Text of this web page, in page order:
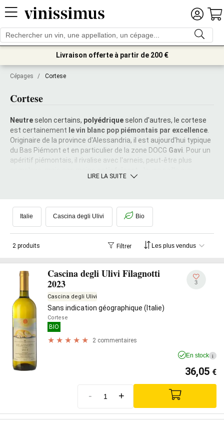
Livraison offerte à partir de 200 €
Cépages / Cortese
Cortese
Neutreselon certains, polyédriqueselon d'autres, le cortese
est certainement le vin blanc pop piémontais par excellence
Originaire de la province d'Alessandria, il est aujourd'hui typique
du Bas Piémont et en particulier de la zone DOCG Gavi . Pour un
apéritif piémontais, il rivalise avec l'arneis, peut-être plus
reflets verdâtres, il exprime généralement des notes simples
contenue - sauf dans les versions qui subissent un peu
d’affinage sur les lies - il ne connaît généralement que
de vin mousseux
selon le style prosecco que dans la méthode classique.
LIRE LA SUITE
Italie Cascina degli Ulivi Bio
2 produits Filtrer
Cascina degli Ulivi Filagnotti
2023
Cascina degli Ulivi
Sans indication géographique (Italie)
Cortese
BIO
2 commentaires
3
En stock i
36,05 €
- +